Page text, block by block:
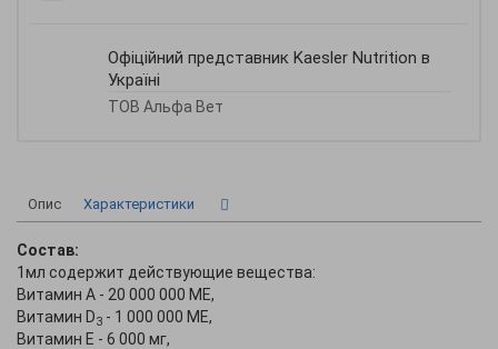
Офіційний представник Kaesler Nutrition в
Україні
ТОВ Альфа Вет
Опис Характеристики
Состав:
1мл содержит действующие вещества:
Витамин А - 20 000 000 МЕ,
Витамин D3 - 1 000 000 МЕ,
Витамин E - 6 000 мг,